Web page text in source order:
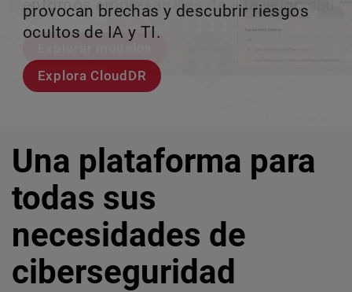
entornos empresariales de alta velocidad.
provocan brechas y descubrir riesgos
ocultos de IA y TI.
Explora CloudDR
escalar sin perder ningún pas
Conozcan a Rai
crecimiento escalable.
Conozca WatchGuard EDR
Una plataforma para
todas sus
necesidades de
ciberseguridad